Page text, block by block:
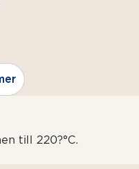
till 220?°C.